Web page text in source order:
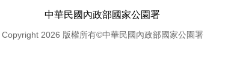
中華民國內政部國家公園署
Copyright 2026 版權所有©中華民國內政部國家公園署